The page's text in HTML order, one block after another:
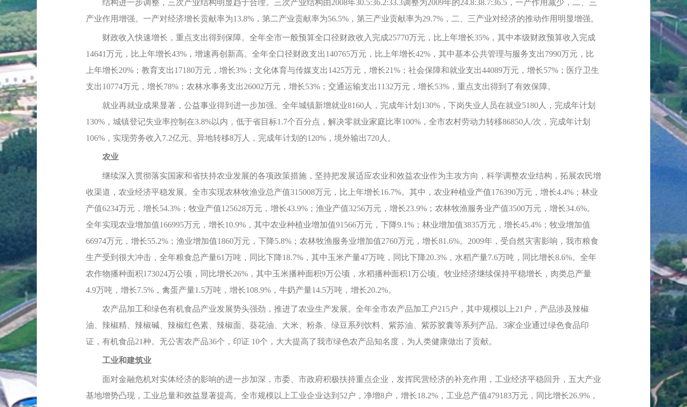
结构进一步调整，三次产业结构明显趋于合理。三次产业结构由2008年30.5:36.2:33.3调整为2009年的24.8:38.7:36.5，一产作用减少，二、三
产业作用增强。一产对经济增长贡献率为13.8%，第二产业贡献率为56.5%，第三产业贡献率为29.7%，二、三产业对经济的推动作用明显增强。
财政收入快速增长，重点支出得到保障。全年全市一般预算全口径财政收入完成25770万元，比上年增长35%，其中本级财政预算收入完成
14641万元，比上年增长43%，增速再创新高。全年全口径财政支出140765万元，比上年增长42%，其中基本公共管理与服务支出7990万元，比
上年增长20%；教育支出17180万元，增长3%；文化体育与传媒支出1425万元，增长21%；社会保障和就业支出44089万元，增长57%；医疗卫生
支出10774万元，增长78%；农林水事务支出26002万元，增长53%；交通运输支出1132万元，增长53%，重点支出得到了有效保障。
就业再就业成果显著，公益事业得到进一步加强。全年城镇新增就业8160人，完成年计划130%，下岗失业人员在就业5180人，完成年计划
130%，城镇登记失业率控制在3.8%以内，低于省目标1.7个百分点，解决零就业家庭比率100%，全市农村劳动力转移86850人/次，完成年计划
106%，实现劳务收入7.2亿元。异地转移8万人，完成年计划的120%，境外输出720人。
农业
继续深入贯彻落实国家和省扶持农业发展的各项政策措施，坚持把发展适应农业和效益农业作为主攻方向，科学调整农业结构，拓展农民增
收渠道，农业经济平稳发展。全市实现农林牧渔业总产值315008万元，比上年增长16.7%。其中，农业种植业产值176390万元，增长4.4%；林业
产值6234万元，增长54.3%；牧业产值125628万元，增长43.9%；渔业产值3256万元，增长23.9%；农林牧渔服务业产值3500万元，增长34.6%。
全年实现农业增加值166995万元，增长10.9%，其中农业种植业增加值91566万元，下降9.1%；林业增加值3835万元，增长45.4%；牧业增加值
66974万元，增长55.2%；渔业增加值1860万元，下降5.8%；农林牧渔服务业增加值2760万元，增长81.6%。2009年，受自然灾害影响，我市粮食
生产受到很大冲击，全年粮食总产量61万吨，同比下降18.7%，其中玉米产量47万吨，同比下降20.3%，水稻产量7.6万吨，同比增长8.6%。全年
农作物播种面积173024万公顷，同比增长26%，其中玉米播种面积9万公顷，水稻播种面积1万公顷。牧业经济继续保持平稳增长，肉类总产量
4.9万吨，增长7.5%，禽蛋产量1.5万吨，增长108.9%，牛奶产量14.5万吨，增长20.2%。
农产品加工和绿色有机食品产业发展势头强劲，推进了农业生产发展。全年全市农产品加工户215户，其中规模以上21户，产品涉及辣椒
油、辣椒精、辣椒碱、辣椒红色素、辣椒面、葵花油、大米、粉条、绿豆系列饮料、紫苏油、紫苏胶囊等系列产品。3家企业通过绿色食品印
证，有机食品21种。无公害农产品36个，印证 10个，大大提高了我市绿色农产品知名度，为人类健康做出了贡献。
工业和建筑业
面对金融危机对实体经济的影响的进一步加深，市委、市政府积极扶持重点企业，发挥民营经济的补充作用，工业经济平稳回升，五大产业
基地增势凸现，工业总量和效益显著提高。全市规模以上工业企业达到52户，净增8户，增长18.2%，工业总产值479183万元，同比增长26.9%，